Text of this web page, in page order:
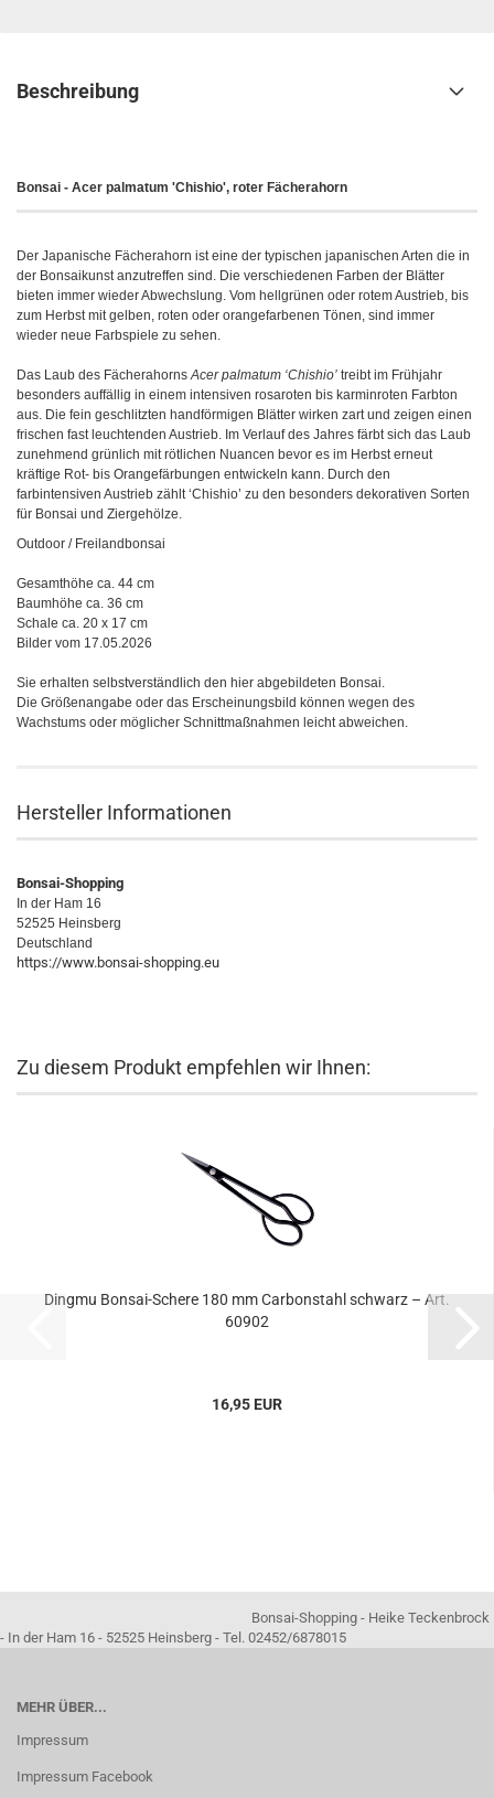
Beschreibung
Bonsai - Acer palmatum 'Chishio', roter Fächerahorn
Der Japanische Fächerahorn ist eine der typischen japanischen Arten die in
der Bonsaikunst anzutreffen sind. Die verschiedenen Farben der Blätter
bieten immer wieder Abwechslung. Vom hellgrünen oder rotem Austrieb, bis
zum Herbst mit gelben, roten oder orangefarbenen Tönen, sind immer
wieder neue Farbspiele zu sehen.
Das Laub des FächerahornsAcer palmatum ‘Chishio’ treibt im Frühjahr
besonders auffällig in einem intensiven rosaroten bis karminroten Farbton
aus. Die fein geschlitzten handförmigen Blätter wirken zart und zeigen einen
frischen fast leuchtenden Austrieb. Im Verlauf des Jahres färbt sich das Laub
zunehmend grünlich mit rötlichen Nuancen bevor es im Herbst erneut
kräftige Rot- bis Orangefärbungen entwickeln kann. Durch den
farbintensiven Austrieb zählt ‘Chishio’ zu den besonders dekorativen Sorten
für Bonsai und Ziergehölze.
Outdoor / Freilandbonsai
Gesamthöhe ca. 44 cm
Baumhöhe ca. 36 cm
Schale ca. 20 x 17 cm
Bilder vom 17.05.2026
Sie erhalten selbstverständlich den hier abgebildeten Bonsai.
Die Größenangabe oder das Erscheinungsbild können wegen des
Wachstums oder möglicher Schnittmaßnahmen leicht abweichen.
Hersteller Informationen
Bonsai-Shopping
In der Ham 16
52525 Heinsberg
Deutschland
https://www.bonsai-shopping.eu
Zu diesem Produkt empfehlen wir Ihnen:
Dingmu Bonsai-Schere 180 mm Carbonstahl schwarz – Art.
60902
16,95 EUR
Bonsai-Shopping - Heike Teckenbrock
- In der Ham 16 - 52525 Heinsberg - Tel. 02452/6878015
MEHR ÜBER...
Impressum
Impressum Facebook